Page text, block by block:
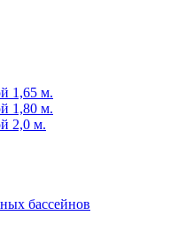
1,65 м.
1,80 м.
2,0 м.
бассейнов